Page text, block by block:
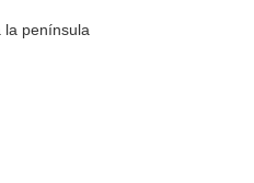
la península